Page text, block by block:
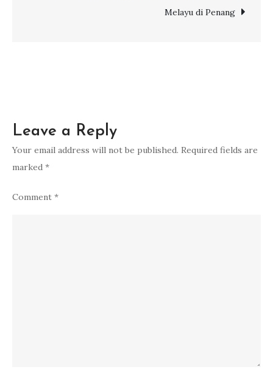
PortalMelayu di Penang
Leave a Reply
Your email address will not be published. Required fields are
marked *
Comment *